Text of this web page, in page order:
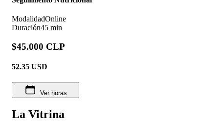
ModalidadOnline
Duración45 min
$45.000 CLP
52.35 USD
Ver horas
La Vitrina